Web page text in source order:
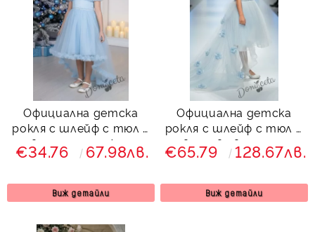
Официална детска
рокля с шлейф с тюл в
светлосиньо Ария
€34.76 67.98лв.
Виж детайли
Официална детска
рокля с шлейф с тюл и
цветя в светлосин
цвят
€65.79 128.67лв.
Виж детайли